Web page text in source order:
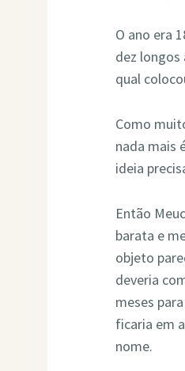
O ano era
dez longos
qual
Como
nada mais
ideia
Então
barata e
objeto
deveria
meses
ficaria em
nome.